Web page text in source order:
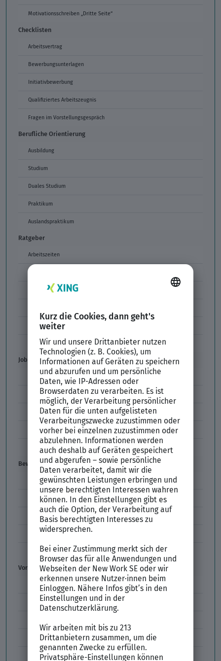
Motivationsschreiben „Dritte Seite“
Checklisten
Arbeitsvertrag
Bewerbungsunterlagen
Initiativbewerbung
Qualifiziertes Arbeitszeugnis
Fragen im Vorstellungsgespräch
Berufliche Orientierung
Ausbildung
Studium
Duales Studium
Praktikum
Auslandspraktikum
Ratgeber
Arbeitszeiten
Arbeitszeitmodelle
Formulierungen im Arbeitszeugnis
Unbefristeter Arbeitsvertrag
Der XING Bewerbungsratgeber
Job & Karriere
Arbeitsvertrag
Codes im Arbeitszeugnis
Kündigung
Einstiegsgehalt
Gehaltswunsch
Bewerbung
E-Mail-Bewerbung
Anlagen und Zeugnisse
Initiativbewerbung
Interne Bewerbung
Empfehlungsschreiben
Vorstellungsgespräch
Vorstellungsgespräch Fragen
Schwächen im Vorstellungsgespräch
Vorbereitung Vorstellungsgespräch
Vorstellungsgespräch per Skype